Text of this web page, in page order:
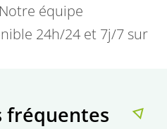
équipe
24h/24 et 7j/7 sur
fréquentes